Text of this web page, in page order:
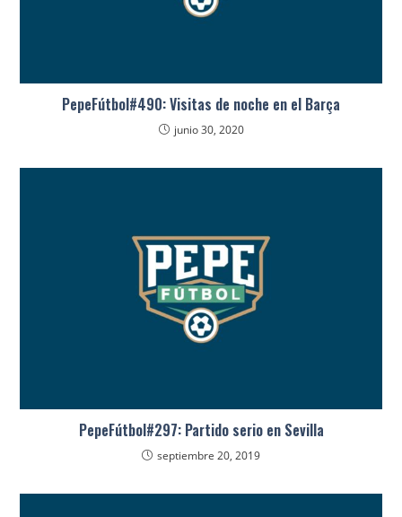
PepeFútbol#490: Visitas de noche en el Barça
junio 30, 2020
PepeFútbol#297: Partido serio en Sevilla
septiembre 20, 2019